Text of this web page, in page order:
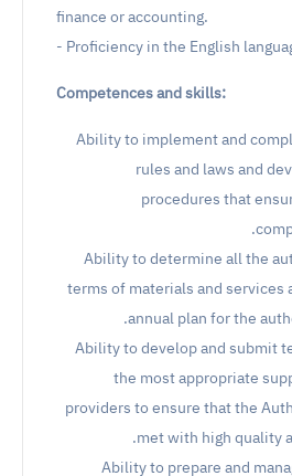
finance or accounting.
- Proficiency in the English
Competences and skills:
Ability to implement and
rules and laws and
procedures that
Ability to determine all the
terms of materials and services
annual plan for the
Ability to develop and submit
the most appropriate
providers to ensure that the
met with high quality
Ability to prepare and